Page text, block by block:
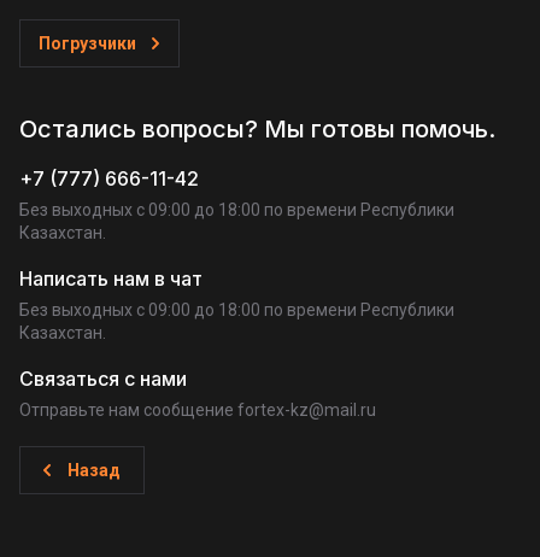
Погрузчики
Остались вопросы? Мы готовы помочь.
+7 (777) 666-11-42
Без выходных c 09:00 до 18:00 по времени Республики
Казахстан.
Написать нам в чат
Без выходных c 09:00 до 18:00 по времени Республики
Казахстан.
Связаться с нами
Отправьте нам сообщение fortex-kz@mail.ru
Назад